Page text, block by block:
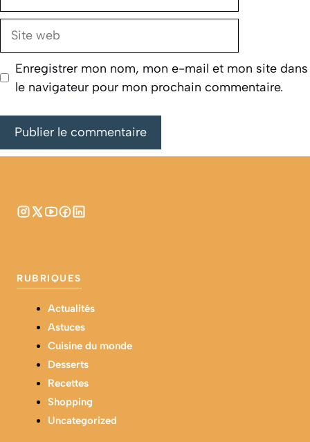
Site
Enregistrer mon nom, mon e-mail et mon site dans
le navigateur pour mon prochain commentaire.
RUBRIQUES
Actualités
Astuces
Cuisine du monde
Desserts
Recettes
Shopping
Uncategorized